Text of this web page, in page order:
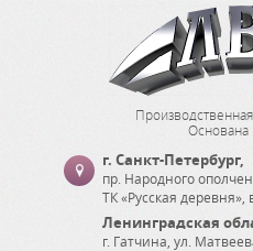
Основана
г. Санкт-Петербург,
пр. Народного
ТК «Русская
Ленинградская
г. Гатчина ул.